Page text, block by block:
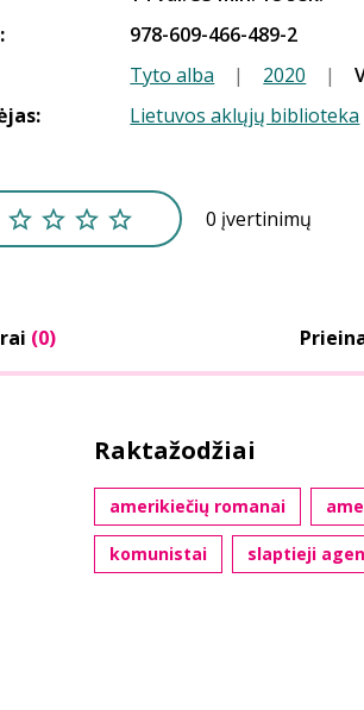
978-609-466-489-2
Tyto alba | 2020 |
Lietuvos aklųjų biblioteka
0 įvertinimų
(0)
Raktažodžiai
amerikiečių romanai
komunistai slaptieji